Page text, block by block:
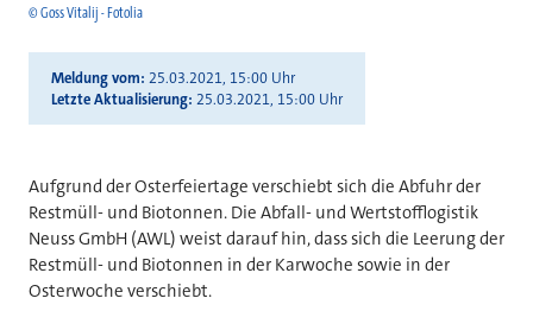
© Goss Vitalij - Fotolia
Meldung vom 25.03.2021, 15:00 Uhr
Letzte Aktualisierung 25.03.2021, 15:00 Uhr
Aufgrund der Osterfeiertage verschiebt sich die Abfuhr der
Restmüll- und Biotonnen. Die Abfall- und Wertstofflogistik
Neuss GmbH (AWL) weist darauf hin, dass sich die Leerung der
Restmüll- und Biotonnen in der Karwoche sowie in der
Osterwoche verschiebt.